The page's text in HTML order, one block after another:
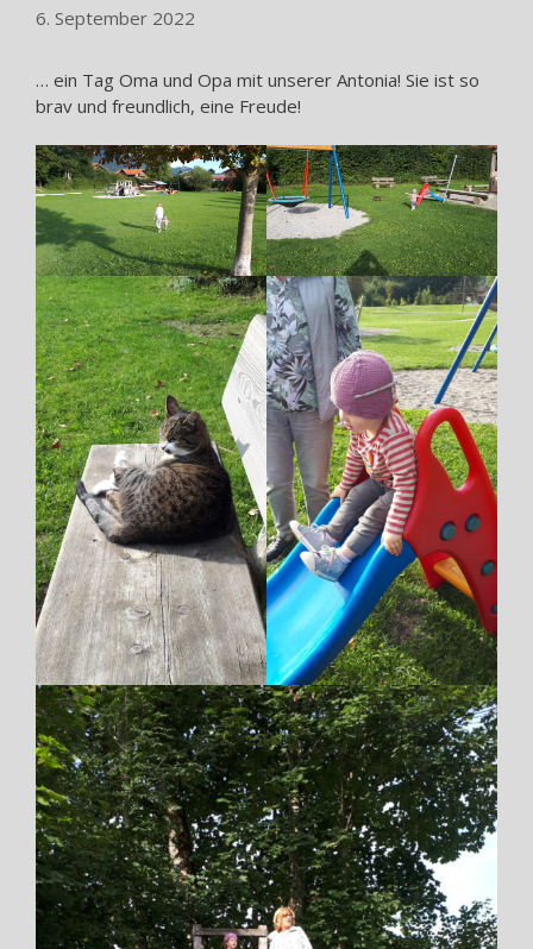
6. September 2022
… ein Tag Oma und Opa mit unserer Antonia! Sie ist so
brav und freundlich, eine Freude!